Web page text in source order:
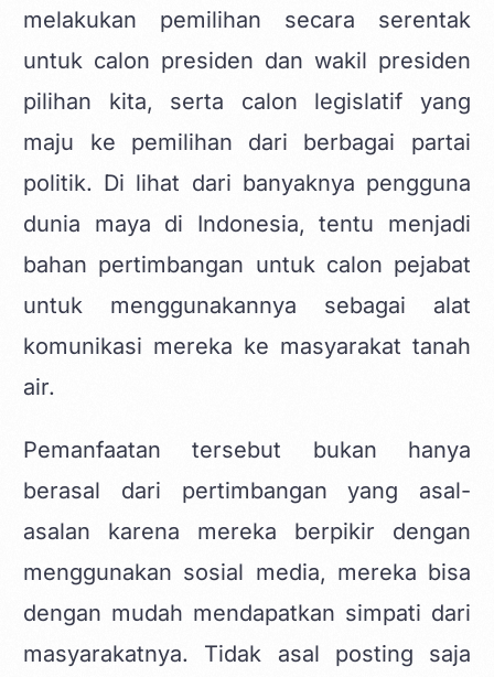
melakukan pemilihan secara serentak
untuk calon presiden dan wakil presiden
pilihan kita, serta calon legislatif yang
maju ke pemilihan dari berbagai partai
politik. Di lihat dari banyaknya pengguna
dunia maya di Indonesia, tentu menjadi
bahan pertimbangan untuk calon pejabat
untuk menggunakannya sebagai alat
komunikasi mereka ke masyarakat tanah
air.
Pemanfaatan tersebut bukan hanya
berasal dari pertimbangan yang asal-
asalan karena mereka berpikir dengan
menggunakan sosial media, mereka bisa
dengan mudah mendapatkan simpati dari
masyarakatnya. Tidak asal posting saja